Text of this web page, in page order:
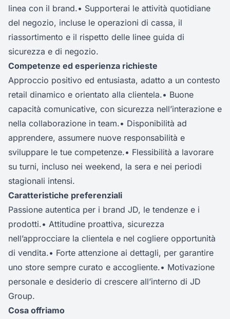
linea con il brand.• Supporterai le attività quotidiane
del negozio, incluse le operazioni di cassa, il
riassortimento e il rispetto delle linee guida di
sicurezza e di negozio.
Competenze ed esperienza richieste
Approccio positivo ed entusiasta, adatto a un contesto
retail dinamico e orientato alla clientela.• Buone
capacità comunicative, con sicurezza nell’interazione e
nella collaborazione in team.• Disponibilità ad
apprendere, assumere nuove responsabilità e
sviluppare le tue competenze.• Flessibilità a lavorare
su turni, incluso nei weekend, la sera e nei periodi
stagionali intensi.
Caratteristiche preferenziali
Passione autentica per i brand JD, le tendenze e i
prodotti.• Attitudine proattiva, sicurezza
nell’approcciare la clientela e nel cogliere opportunità
di vendita.• Forte attenzione ai dettagli, per garantire
uno store sempre curato e accogliente.• Motivazione
personale e desiderio di crescere all’interno di JD
Group.
Cosa offriamo